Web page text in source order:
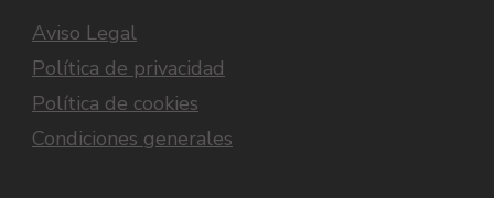
Aviso Legal
Política de privacidad
Política de cookies
Condiciones generales